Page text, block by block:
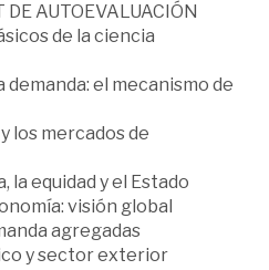
AUTOEVALUACIÓN
de la ciencia
demanda: el mecanismo de
los mercados de
la equidad y el Estado
visión global
agregadas
y sector exterior